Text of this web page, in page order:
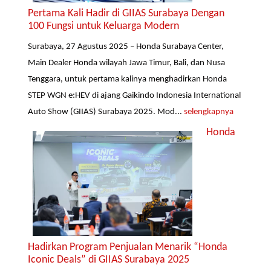
Pertama Kali Hadir di GIIAS Surabaya Dengan
100 Fungsi untuk Keluarga Modern
Surabaya, 27 Agustus 2025 – Honda Surabaya Center,
Main Dealer Honda wilayah Jawa Timur, Bali, dan Nusa
Tenggara, untuk pertama kalinya menghadirkan Honda
STEP WGN e:HEV di ajang Gaikindo Indonesia International
Auto Show (GIIAS) Surabaya 2025. Mod...selengkapnya
Honda
Hadirkan Program Penjualan Menarik “Honda
Iconic Deals” di GIIAS Surabaya 2025